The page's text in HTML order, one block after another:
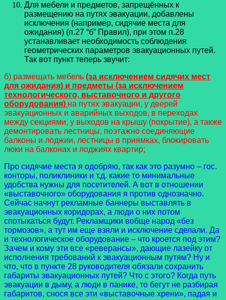
Для мебели и предметов, запрещённых к
размещению на путях эвакуации, добавлены
исключения (например, сидячие места для
ожидания) (п.27 “б” Правил), при этом п.28
устанавливает необходимость соблюдения
геометрических параметров эвакуационных путей.
Так вот пункт теперь звучит:
б) размещать мебель (за исключением сидячих мест
для ожидания) и предметы (за исключением
технологического, выставочного и другого
оборудования) на путях эвакуации, у дверей
эвакуационных и аварийных выходов, в переходах
между секциями, у выходов на крышу (покрытие), а также
демонтировать лестницы, поэтажно соединяющие
балконы и лоджии, лестницы в приямках, блокировать
люки на балконах и лоджиях квартир;
Про сидячие места я одобряю, так как это разумно – гос.
конторы, поликлиники и т.д. какие то минимальные
удобства нужны для посетителей. А вот в отношении
«выставочного» оборудования я против однозначно.
Сейчас начнут рекламные баннеры выставлять в
эвакуационных коридорах, а люди о них потом
спотыкаться будут. Рекламщики вобще народ «без
тормозов», а тут им еще взяли и исключение сделали. Да
и технологическое оборудование – что кроется под этим?
Зачем и кому эти все «реверансы», дающие лазейку от
исполнения требований к эвакуационным путям? Ну и
что, что в пункте 28 руководителя обязали сохранить
габариты эвакуационных путей? Что с этого? Когда путь
эвакуации в дыму, а люди в панике, то бегут не разбирая
габаритов, снося все эти «выставочные хрени», падая и